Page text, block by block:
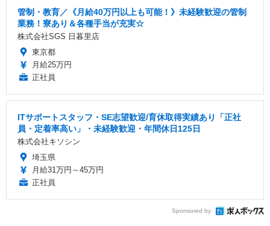
管制・教育／《月給40万円以上も可能！》未経験歓迎の管制
業務！寮あり＆各種手当が充実☆
株式会社SGS 日暮里店
東京都
月給25万円
正社員
ITサポートスタッフ・SE志望歓迎/育休取得実績あり「正社
員・定着率高い」・未経験歓迎・年間休日125日
株式会社キソシン
埼玉県
月給31万円～45万円
正社員
Sponsored by